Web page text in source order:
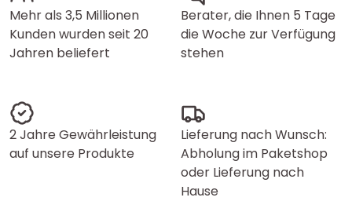
Mehr als 3,5 Millionen
Kunden wurden seit 20
Jahren beliefert
Berater, die Ihnen 5 Tage
die Woche zur Verfügung
stehen
2 Jahre Gewährleistung
auf unsere Produkte
Lieferung nach Wunsch:
Abholung im Paketshop
oder Lieferung nach
Hause